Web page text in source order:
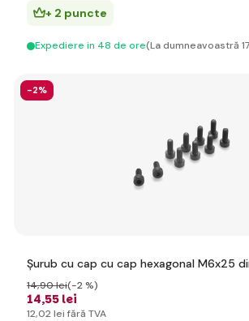
+ 2 puncte
Expediere in 48 de ore(La dumneavoastră
-2%
Șurub cu cap cu cap hexagonal M6x25
14,55 lei
14,90 lei(-2 %)
12,02 lei fără TVA